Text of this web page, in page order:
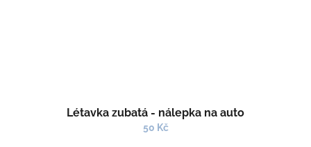
Létavka zubatá - nálepka na auto
50 Kč